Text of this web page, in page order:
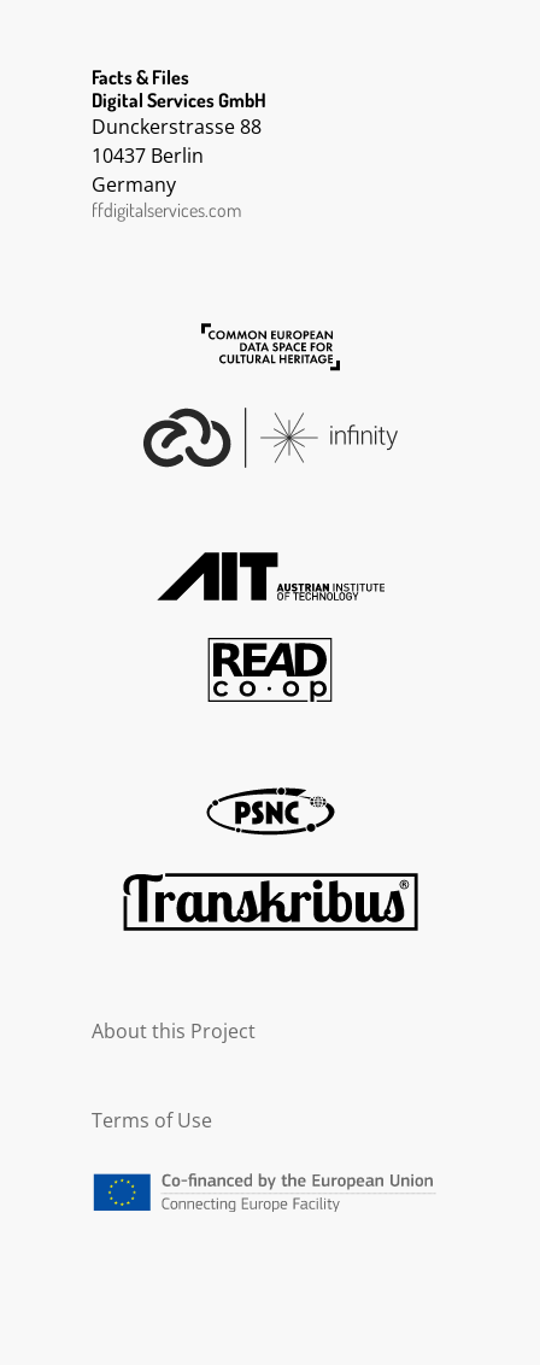
Facts & Files
Digital Services GmbH
Dunckerstrasse 88
10437 Berlin
Germany
ffdigitalservices.com
About this Project
Terms of Use